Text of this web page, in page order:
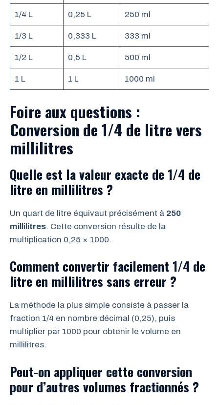
1/4 L 0,25 L 250 ml
1/3 L 0,333 L 333 ml
1/2 L 0,5 L 500 ml
1 L 1 L 1000 ml
Foire aux questions :
Conversion de 1/4 de litre vers
millilitres
Quelle est la valeur exacte de 1/4 de
litre en millilitres ?
Un quart de litre équivaut précisément à 250
millilitres. Cette conversion résulte de la
multiplication 0,25 × 1000.
Comment convertir facilement 1/4 de
litre en millilitres sans erreur ?
La méthode la plus simple consiste à passer la
fraction 1/4 en nombre décimal (0,25), puis
multiplier par 1000 pour obtenir le volume en
millilitres.
Peut-on appliquer cette conversion
pour d’autres volumes fractionnés ?